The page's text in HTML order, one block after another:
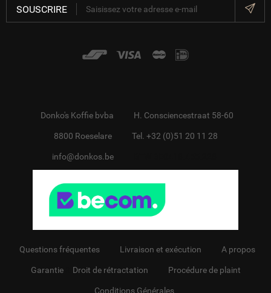
SOUSCRIRE
Donko's Koffie bvba H. Consciencestraat 58-60
8800 Roeselare Tel. +32 (0)51 20 11 28
info@donkos.be
Questions fréquentes Livraison et exécution A propos
Garantie& Droit de rétractation Procédure de plaint
Conditions Générales